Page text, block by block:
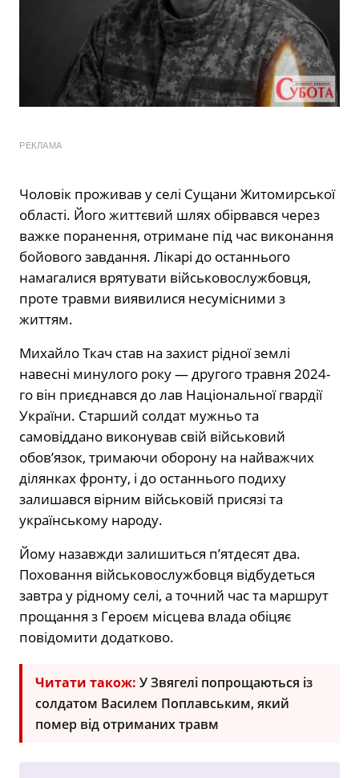
РЕКЛАМА
Чоловік проживав у селі Сущани Житомирської
області. Його життєвий шлях обірвався через
важке поранення, отримане під час виконання
бойового завдання. Лікарі до останнього
намагалися врятувати військовослужбовця,
проте травми виявилися несумісними з
життям.
Михайло Ткач став на захист рідної землі
навесні минулого року — другого травня 2024-
го він приєднався до лав Національної гвардії
України. Старший солдат мужньо та
самовіддано виконував свій військовий
обов’язок, тримаючи оборону на найважчих
ділянках фронту, і до останнього подиху
залишався вірним військовій присязі та
українському народу.
Йому назавжди залишиться п’ятдесят два.
Поховання військовослужбовця відбудеться
завтра у рідному селі, а точний час та маршрут
прощання з Героєм місцева влада обіцяє
повідомити додатково.
Читати також: У Звягелі попрощаються із
солдатом Василем Поплавським, який
помер від отриманих травм